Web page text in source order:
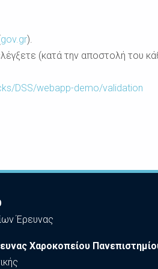
gov.gr).
(κατά την αποστολή του
DSS/webapp-demo/validation
Έρευνας
Χαροκοπείου